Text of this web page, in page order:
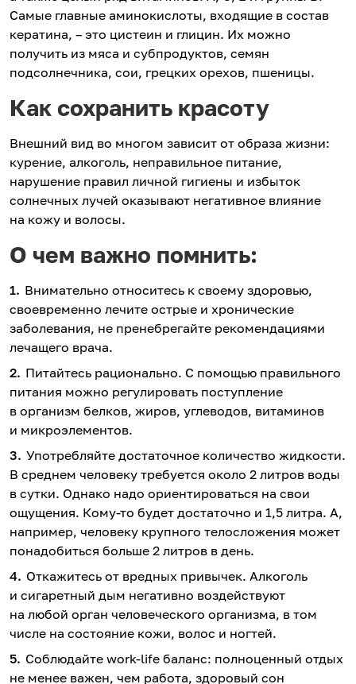
Самые главные аминокислоты, входящие в состав
кератина, – это цистеин и глицин. Их можно
получить из мяса и субпродуктов, семян
подсолнечника, сои, грецких орехов, пшеницы.
Как сохранить красоту
Внешний вид во многом зависит от образа жизни:
курение, алкоголь, неправильное питание,
нарушение правил личной гигиены и избыток
солнечных лучей оказывают негативное влияние
на кожу и волосы.
О чем важно помнить:
Внимательно относитесь к своему здоровью,
своевременно лечите острые и хронические
заболевания, не пренебрегайте рекомендациями
лечащего врача.
Питайтесь рационально. С помощью правильного
питания можно регулировать поступление
в организм белков, жиров, углеводов, витаминов
и микроэлементов.
Употребляйте достаточное количество жидкости.
В среднем человеку требуется около 2 литров воды
в сутки. Однако надо ориентироваться на свои
ощущения. Кому-то будет достаточно и 1,5 литра. А,
например, человеку крупного телосложения может
понадобиться больше 2 литров в день.
Откажитесь от вредных привычек. Алкоголь
и сигаретный дым негативно воздействуют
на любой орган человеческого организма, в том
числе на состояние кожи, волос и ногтей.
Соблюдайте work-life баланс: полноценный отдых
не менее важен, чем работа, здоровый сон